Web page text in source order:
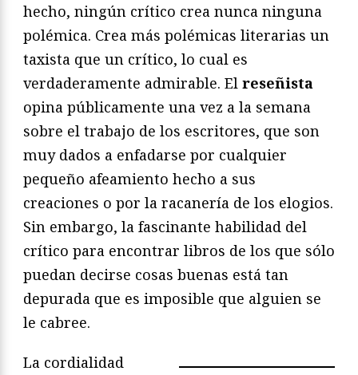
hecho, ningún crítico crea nunca ninguna
polémica. Crea más polémicas literarias un
taxista que un crítico, lo cual es
verdaderamente admirable. El reseñista
opina públicamente una vez a la semana
sobre el trabajo de los escritores, que son
muy dados a enfadarse por cualquier
pequeño afeamiento hecho a sus
creaciones o por la racanería de los elogios.
Sin embargo, la fascinante habilidad del
crítico para encontrar libros de los que sólo
puedan decirse cosas buenas está tan
depurada que es imposible que alguien se
le cabree.
La cordialidad